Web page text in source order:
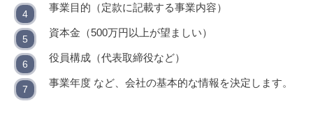
事業目的（定款に記載する事業内容）
資本金（500万円以上が望ましい）
役員構成（代表取締役など）
事業年度 など、会社の基本的な情報を決定します。